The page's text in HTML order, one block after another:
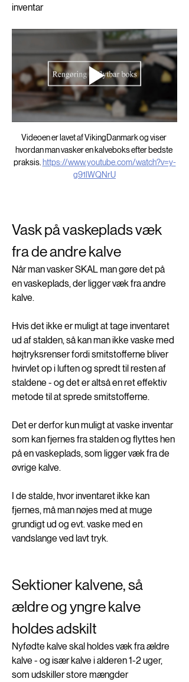
inventar
Videoen er lavet af VikingDanmark og viser
hvordan man vasker en kalveboks efter bedste
praksis. https://www.youtube.com/watch?v=y-
g91lWQNrU
Vask på vaskeplads væk
fra de andre kalve
Når man vasker SKAL man gøre det på
en vaskeplads, der ligger væk fra andre
kalve.
Hvis det ikke er muligt at tage inventaret
ud af stalden, så kan man ikke vaske med
højtryksrenser fordi smitstofferne bliver
hvirvlet op i luften og spredt til resten af
staldene - og det er altså en ret effektiv
metode til at sprede smitstofferne.
Det er derfor kun muligt at vaske inventar
som kan fjernes fra stalden og flyttes hen
på en vaskeplads, som ligger væk fra de
øvrige kalve.
I de stalde, hvor inventaret ikke kan
fjernes, må man nøjes med at muge
grundigt ud og evt. vaske med en
vandslange ved lavt tryk.
Sektioner kalvene, så
ældre og yngre kalve
holdes adskilt
Nyfødte kalve skal holdes væk fra ældre
kalve - og især kalve i alderen 1-2 uger,
som udskiller store mængder